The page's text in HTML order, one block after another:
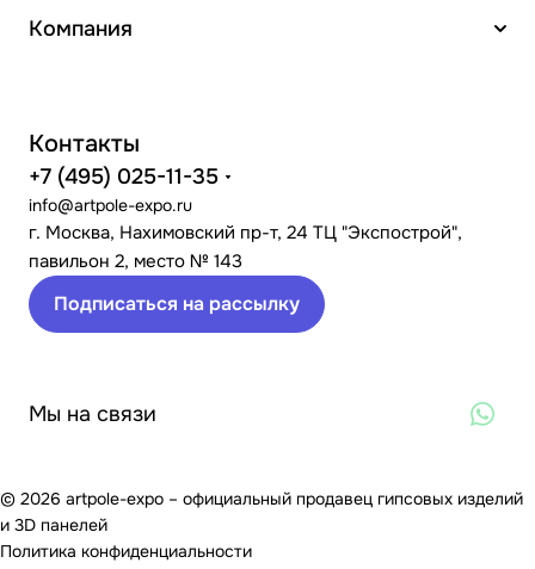
Компания
Контакты
+7 (495) 025-11-35
info@artpole-expo.ru
г. Москва, Нахимовский пр-т, 24 ТЦ "Экспострой",
павильон 2, место № 143
Подписаться на рассылку
Мы на связи
© 2026 artpole-expo – официальный продавец гипсовых изделий
и 3D панелей
Политика конфиденциальности